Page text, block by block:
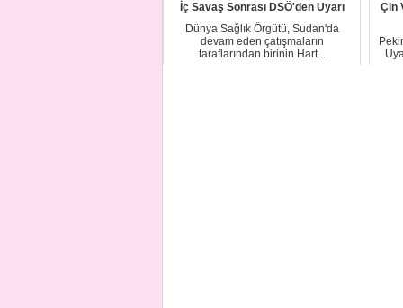
İç Savaş Sonrası DSÖ'den Uyarı
Dünya Sağlık Örgütü, Sudan'da
devam eden çatışmaların
taraflarından birinin Hart...
Çin